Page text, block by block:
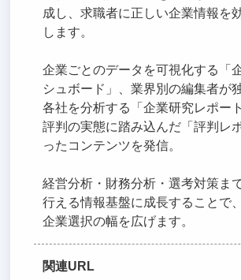
成し、求職者に正しい企業情報を
します。
企業ごとのデータを可視化する「
シュボード」、業界別の編集者が
各社を分析する「企業研究レポー
評判の実態に踏み込んだ「評判レ
ったコンテンツを発信。
経営分析・財務分析・選考対策ま
行える情報基盤に成長することで
企業選択の幅を広げます。
関連URL